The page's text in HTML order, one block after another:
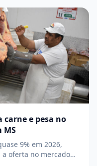
carne e pesa no
MS
9% em 2026,
oferta no mercado